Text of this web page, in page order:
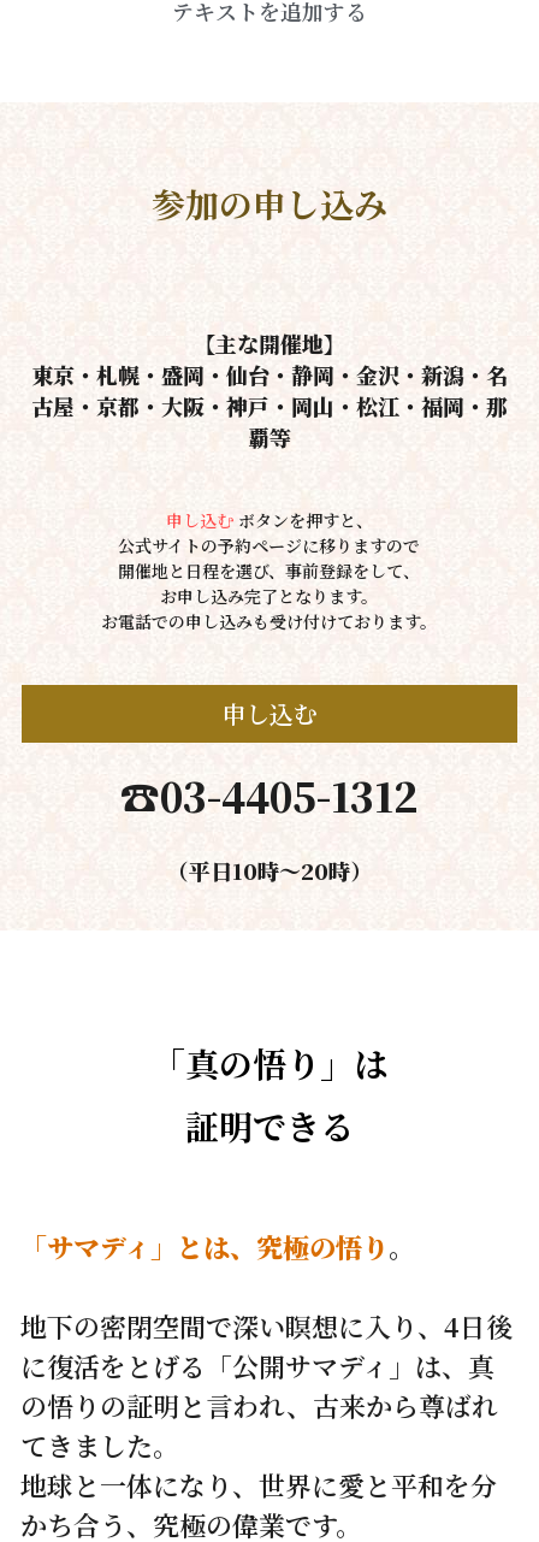
テキストを追加する
参加の申し込み
【主な開催地】
東京・札幌・盛岡・仙台・静岡・金沢・新潟・名
古屋・京都・大阪・神戸・岡山・松江・福岡・那
覇等
申し込む ボタンを押すと、
公式サイトの予約ページに移りますので
開催地と日程を選び、事前登録をして、
お申し込み完了となります。
お電話での申し込みも受け付けております。
申し込む
☎︎03-4405-1312
（平日10時～20時）
「真の悟り」は
証明できる
「サマディ」とは、究極の悟り。
地下の密閉空間で深い瞑想に入り、4日後
に復活をとげる「公開サマディ」は、真
の悟りの証明と言われ、古来から尊ばれ
てきました。
地球と一体になり、世界に愛と平和を分
かち合う、究極の偉業です。